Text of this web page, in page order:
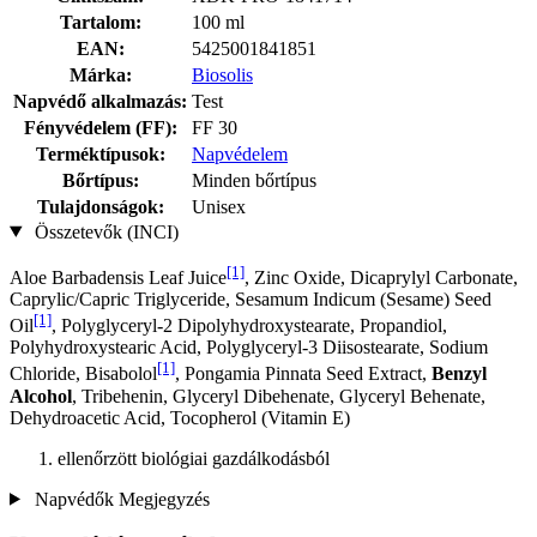
Tartalom:
100 ml
EAN:
5425001841851
Márka:
Biosolis
Napvédő alkalmazás: Test
Fényvédelem (FF):
FF 30
Terméktípusok:
Napvédelem
Bőrtípus:
Minden bőrtípus
Tulajdonságok:
Unisex
Összetevők (INCI)
Aloe Barbadensis Leaf Juice[1], Zinc Oxide, Dicaprylyl Carbonate,
Caprylic/Capric Triglyceride, Sesamum Indicum (Sesame) Seed
Oil[1], Polyglyceryl-2 Dipolyhydroxystearate, Propandiol,
Polyhydroxystearic Acid, Polyglyceryl-3 Diisostearate, Sodium
Chloride, Bisabolol[1], Pongamia Pinnata Seed Extract, Benzyl
Alcohol, Tribehenin, Glyceryl Dibehenate, Glyceryl Behenate,
Dehydroacetic Acid, Tocopherol (Vitamin E)
ellenőrzött biológiai gazdálkodásból
Napvédők Megjegyzés